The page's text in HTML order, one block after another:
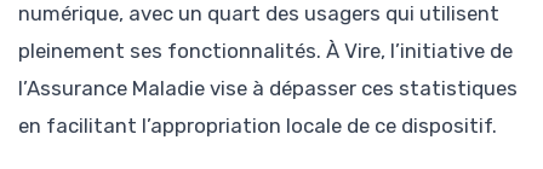
numérique, avec un quart des usagers qui utilisent
pleinement ses fonctionnalités. À Vire, l’initiative de
l’Assurance Maladie vise à dépasser ces statistiques
en facilitant l’appropriation locale de ce dispositif.